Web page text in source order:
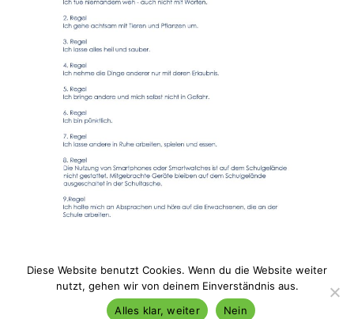
Impressum & Datenschutz Stolz präsentiert von WordPress
Diese Website benutzt Cookies. Wenn du die Website weiter
nutzt, gehen wir von deinem Einverständnis aus.
Alles klar, weiter
Nein